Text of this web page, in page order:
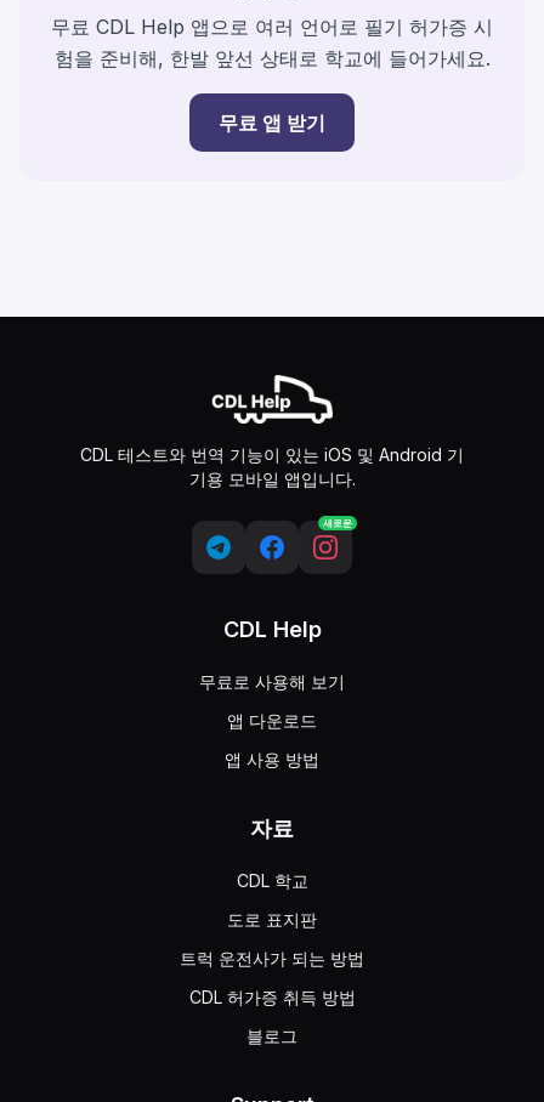
무료 CDL Help 앱으로 여러 언어로 필기 허가증 시
험을 준비해, 한발 앞선 상태로 학교에 들어가세요.
무료 앱 받기
CDL 테스트와 번역 기능이 있는 iOS 및 Android 기
기용 모바일 앱입니다.
새로운
CDL Help
무료로 사용해 보기
앱 다운로드
앱 사용 방법
자료
CDL 학교
도로 표지판
트럭 운전사가 되는 방법
CDL 허가증 취득 방법
블로그